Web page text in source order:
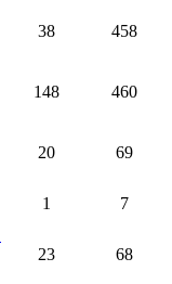
38 458
148 460
20 69
1 7
23 68